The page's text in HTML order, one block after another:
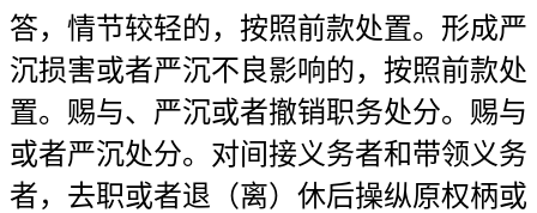
答，情节较轻的，按照前款处置。形成严
沉损害或者严沉不良影响的，按照前款处
置。赐与、严沉或者撤销职务处分。赐与
或者严沉处分。对间接义务者和带领义务
者，去职或者退（离）休后操纵原权柄或